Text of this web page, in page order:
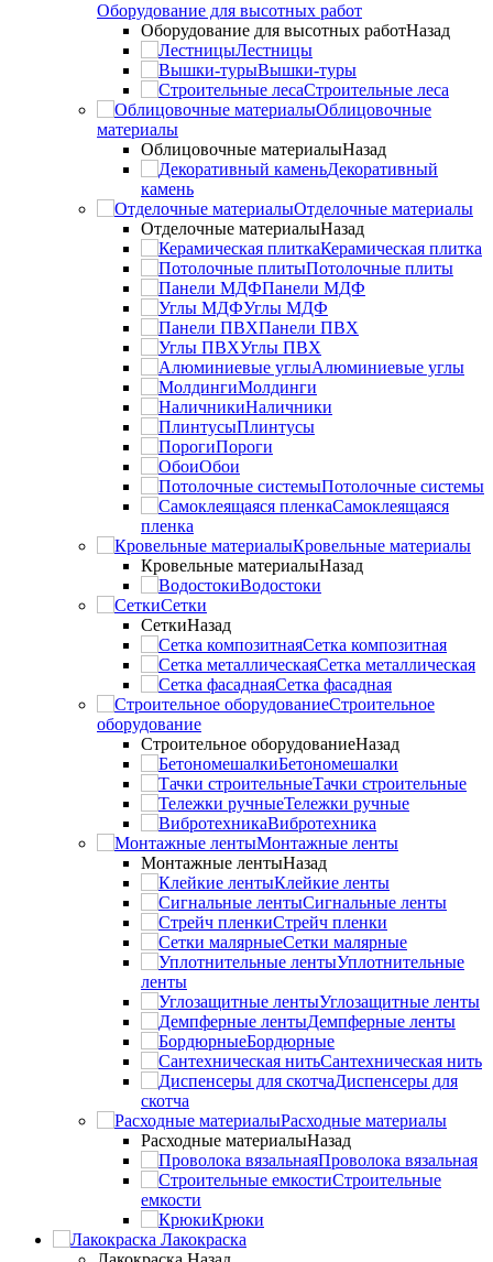
Оборудование для высотных работ
Оборудование для высотных работНазад
Лестницы
Вышки-туры
Строительные леса
Облицовочные
материалы
Облицовочные материалыНазад
Декоративный
камень
Отделочные материалы
Отделочные материалыНазад
Керамическая плитка
Потолочные плиты
Панели МДФ
Углы МДФ
Панели ПВХ
Углы ПВХ
Алюминиевые углы
Молдинги
Наличники
Плинтусы
Пороги
Обои
Потолочные системы
Самоклеящаяся
пленка
Кровельные материалы
Кровельные материалыНазад
Водостоки
Сетки
СеткиНазад
Сетка композитная
Сетка металлическая
Сетка фасадная
Строительное
оборудование
Строительное оборудованиеНазад
Бетономешалки
Тачки строительные
Тележки ручные
Вибротехника
Монтажные ленты
Монтажные лентыНазад
Клейкие ленты
Сигнальные ленты
Стрейч пленки
Сетки малярные
Уплотнительные
ленты
Углозащитные ленты
Демпферные ленты
Бордюрные
Сантехническая нить
Диспенсеры для
скотча
Расходные материалы
Расходные материалыНазад
Проволока вязальная
Строительные
емкости
Крюки
Лакокраска